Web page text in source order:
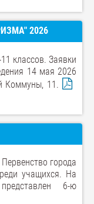
2026
классов. Заявки
14 мая 2026
Коммуны, 11.
города
учащихся. На
6-ю